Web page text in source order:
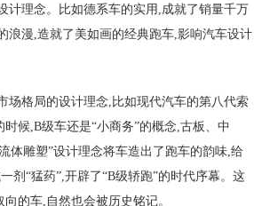
计理念。比如德系车的实用,成就了销量千万
浪漫,造就了美如画的经典跑车,影响汽车设计
场格局的设计理念,比如现代汽车的第八代索
候,B级车还是“小商务”的概念,古板、中
体雕塑”设计理念将车造出了跑车的韵味,给
剂“猛药”,开辟了“B级轿跑”的时代序幕。这
的车,自然也会被历史铭记。